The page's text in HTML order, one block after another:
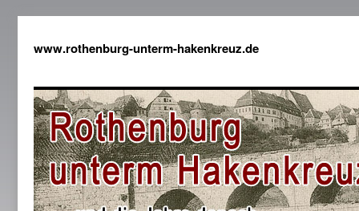
www.rothenburg-unterm-hakenkreuz.de